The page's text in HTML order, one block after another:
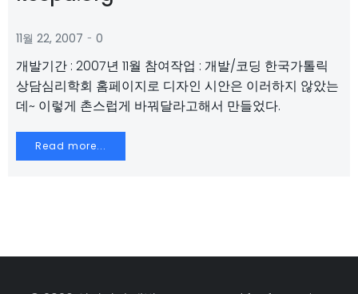
11월 22, 2007 - 0
개발기간 : 2007년 11월 참여작업 : 개발/코딩 한국가톨릭
상담심리학회 홈페이지로 디자인 시안은 이러하지 않았는
데~ 이렇게 촌스럽게 바꿔달라고해서 만들었다.
Read more...